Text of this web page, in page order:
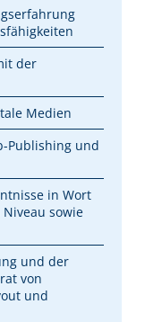
der
Medien
Publishing und
in Wort
sowie
und der
von
und